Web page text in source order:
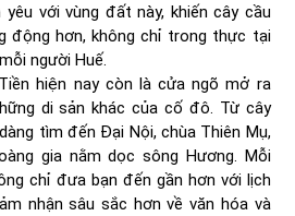
với vùng đất này, khiến cây cầu
động hơn, không chỉ trong thực tại
người Huế.
hiện nay còn là cửa ngõ mở ra
di sản khác của cố đô. Từ cây
tìm đến Đại Nội, chùa Thiên Mụ,
gia nằm dọc sông Hương. Mỗi
chỉ đưa bạn đến gần hơn với lịch
nhận sâu sắc hơn về văn hóa và